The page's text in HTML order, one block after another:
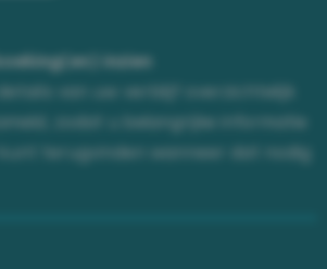
inzien
details van uw verblijf overzichtelijk
zodat u belangrijke informatie
kunt terugvinden wanneer dat nodig